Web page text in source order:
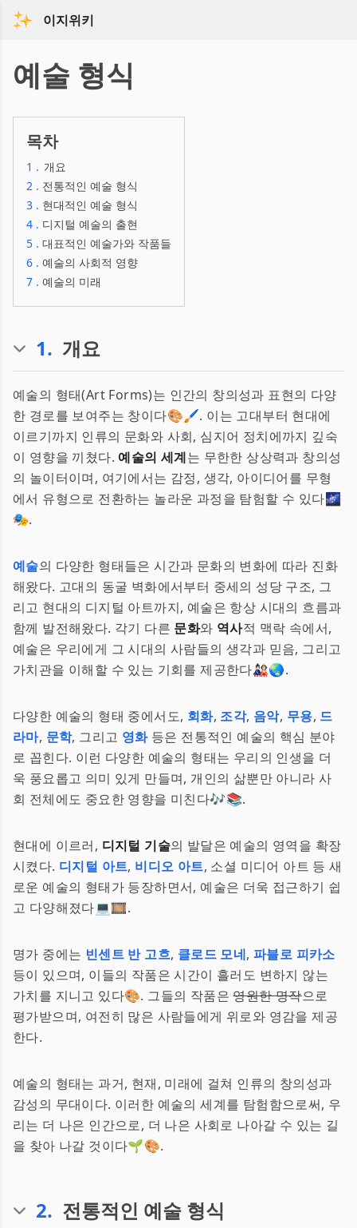
이지위키
예술 형식
목차
1 . 개요
2 . 전통적인 예술 형식
3 . 현대적인 예술 형식
4 . 디지털 예술의 출현
5 . 대표적인 예술가와 작품들
6 . 예술의 사회적 영향
7 . 예술의 미래
1. 개요
예술의 형태(Art Forms)는 인간의 창의성과 표현의 다양
한 경로를 보여주는 창이다🎨🖌️. 이는 고대부터 현대에
이르기까지 인류의 문화와 사회, 심지어 정치에까지 깊숙
이 영향을 끼쳤다. 예술의 세계는 무한한 상상력과 창의성
의 놀이터이며, 여기에서는 감정, 생각, 아이디어를 무형
에서 유형으로 전환하는 놀라운 과정을 탐험할 수 있다🌌
🎭.
예술의 다양한 형태들은 시간과 문화의 변화에 따라 진화
해왔다. 고대의 동굴 벽화에서부터 중세의 성당 구조, 그
리고 현대의 디지털 아트까지, 예술은 항상 시대의 흐름과
함께 발전해왔다. 각기 다른 문화와 역사적 맥락 속에서,
예술은 우리에게 그 시대의 사람들의 생각과 믿음, 그리고
가치관을 이해할 수 있는 기회를 제공한다🎎🌏.
다양한 예술의 형태 중에서도, 회화, 조각, 음악, 무용, 드
라마, 문학, 그리고 영화등은 전통적인 예술의 핵심 분야
로 꼽힌다. 이런 다양한 예술의 형태는 우리의 인생을 더
욱 풍요롭고 의미 있게 만들며, 개인의 삶뿐만 아니라 사
회 전체에도 중요한 영향을 미친다🎶📚.
현대에 이르러, 디지털 기술의 발달은 예술의 영역을 확장
시켰다. 디지털 아트, 비디오 아트, 소셜 미디어 아트 등 새
로운 예술의 형태가 등장하면서, 예술은 더욱 접근하기 쉽
고 다양해졌다💻🎞️.
명가 중에는 빈센트 반 고흐, 클로드 모네,파블로 피카소
등이 있으며, 이들의 작품은 시간이 흘러도 변하지 않는
가치를 지니고 있다🎨. 그들의 작품은영원한 명작으로
평가받으며, 여전히 많은 사람들에게 위로와 영감을 제공
한다.
예술의 형태는 과거, 현재, 미래에 걸쳐 인류의 창의성과
감성의 무대이다. 이러한 예술의 세계를 탐험함으로써, 우
리는 더 나은 인간으로, 더 나은 사회로 나아갈 수 있는 길
을 찾아 나갈 것이다🌱🎨.
2. 전통적인 예술 형식